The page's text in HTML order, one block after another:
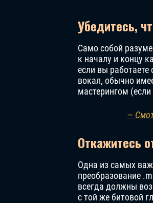
Убедитесь,
Само собой
к началу и концу
если вы
вокал, обычно
мастерингом
—
Откажитесь
Одна из самых
преобразование
всегда должны
с той же битовой